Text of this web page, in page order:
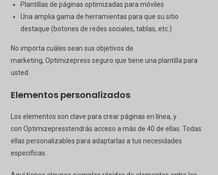
Plantillas de páginas optimizadas para móviles
Una amplia gama de herramientas para que su sitio
destaque (botones de redes sociales, tablas, etc.)
No importa cuáles sean sus objetivos de
marketing,Optimizepress seguro que tiene una plantilla para
usted.
Elementos personalizados
Los elementos son clave para crear páginas en línea, y
conOptimizepresstendrás acceso a más de 40 de ellas. Todas
ellas personalizables para adaptarlas a tus necesidades
específicas.